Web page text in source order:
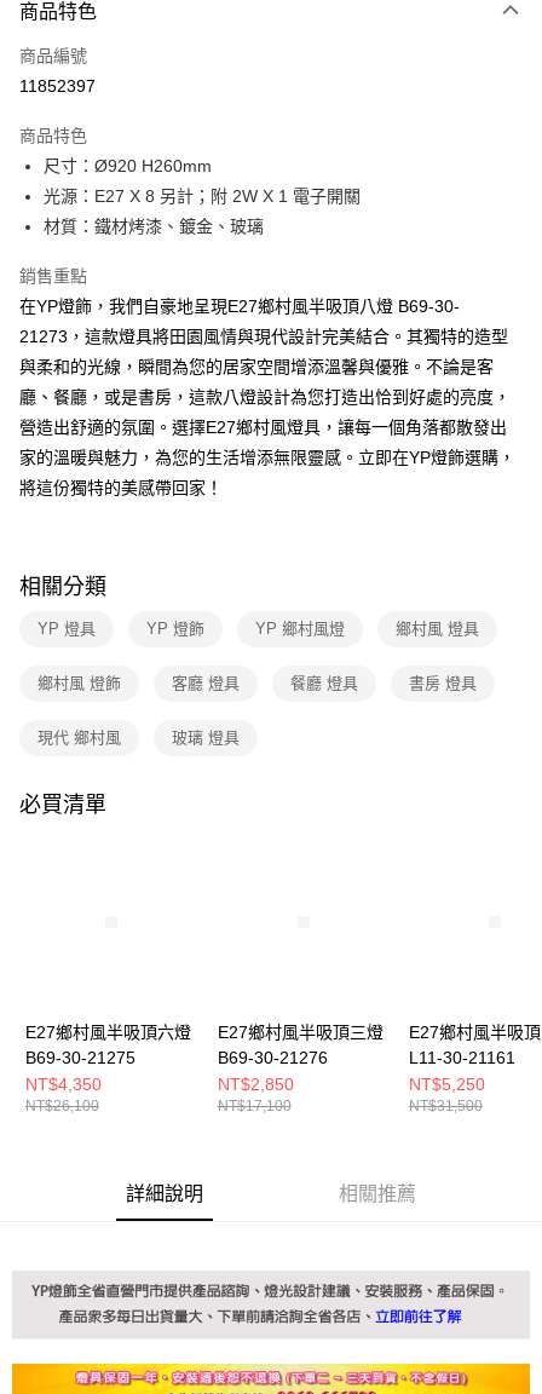
信用卡一次付款
LINE Pay
街口支付
悠遊付
全盈+PAY
AFTEE先享後付
相關說明
【關於「AFTEE先享後付」】
AFTEE先享後付是「在收到商品之後才付款」的支付方式。 讓您購物簡單
便利好安心！
１．簡單：不需註冊會員、不需綁卡、不需儲值。
２．便利：只要手機號碼，簡訊認證，即可結帳。
結帳頁面，進行簡訊認證並確認金額後，即可完成結帳。
３．收到繳費通知簡訊後14天內，點擊此簡訊中的連結，可透過四大超商／
※ 請注意：結帳手續完成當下不需立刻繳費，但若您需要取消訂單，請聯絡
※ 交易是否成功請以「AFTEE先享後付 」之結帳頁面顯示為準，若有關於
４．使用「AFTEE先享後付」時，將依據個別帳號之用戶狀況，依本公司即
時審查核予不同之上限額度；若仍有額度不足之情形，本公司將視審查結果
５．嚴禁一人註冊多個帳號或使用他人資訊註冊。若發現惡意使用之情形，
恩沛科技股份有限公司將有權停止該用戶之使用額度並採取法律行動。
商品特色
商品編號
11852397
商品特色
尺寸：Ø920 H260mm
光源：E27 X 8 另計；附 2W X 1 電子開關
材質：鐵材烤漆、鍍金、玻璃
銷售重點
在YP燈飾，我們自豪地呈現E27鄉村風半吸頂八燈 B69-30-
21273，這款燈具將田園風情與現代設計完美結合。其獨特的造型
與柔和的光線，瞬間為您的居家空間增添溫馨與優雅。不論是客
廳、餐廳，或是書房，這款八燈設計為您打造出恰到好處的亮度，
營造出舒適的氛圍。選擇E27鄉村風燈具，讓每一個角落都散發出
家的溫暖與魅力，為您的生活增添無限靈感。立即在YP燈飾選購，
將這份獨特的美感帶回家！
相關分類
YP 燈具 YP 燈飾 YP 鄉村風燈 鄉村風 燈具
鄉村風 燈飾 客廳 燈具 餐廳 燈具 書房 燈具
現代 鄉村風 玻璃 燈具
必買清單
E27鄉村風半吸頂六燈
B69-30-21275
NT$4,350
NT$26,100
E27鄉村風半吸頂三燈
B69-30-21276
NT$2,850
NT$17,100
E27鄉村風半吸
L11-30-21161
NT$5,250
NT$31,500
詳細說明 相關推薦